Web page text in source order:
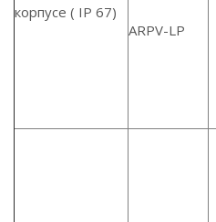
корпусе ( IP 67)
ARPV-LP